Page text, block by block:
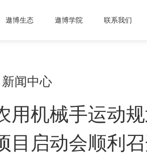
遨博生态 遨博学院 联系我们
新闻中心
机械手运动
目启动会顺利